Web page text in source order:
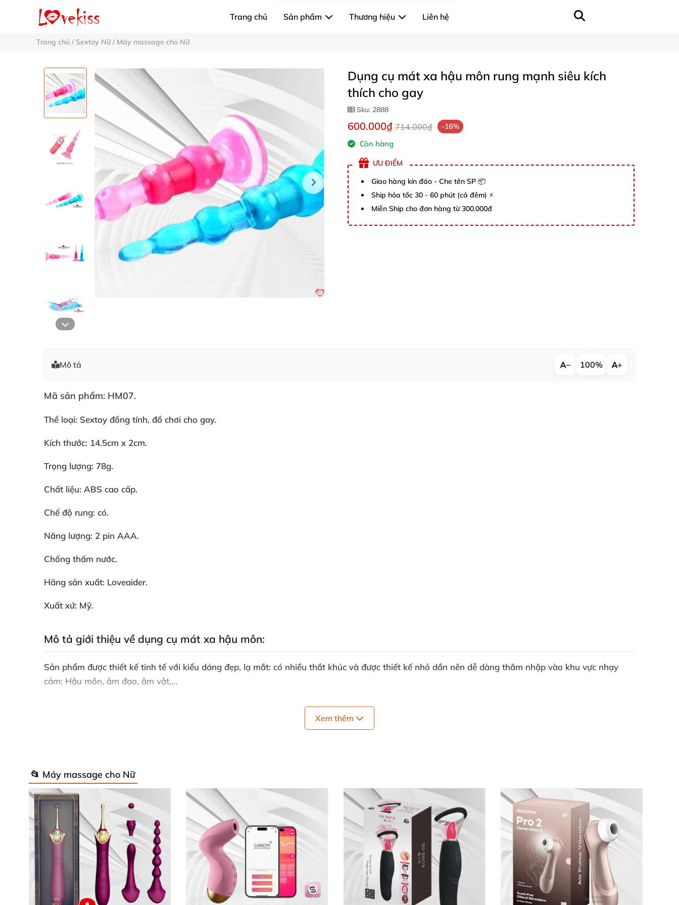
Trang chủ Sản phẩm Thương hiệu Liên hệ
Trang chủ / Sextoy Nữ/ Máy massage cho Nữ
Dụng cụ mát xa hậu môn rung mạnh siêu kích
thích cho gay
Sku: 2888
600.000₫ 714.000₫ -16%
Còn hàng
ƯU ĐIỂM
Giao hàng kín đáo - Che tên SP 📦
Ship hỏa tốc 30 - 60 phút (cả đêm) ⚡
Miễn Ship cho đơn hàng từ 300.000đ
Mô tả − 100% +
Mã sản phẩm: HM07.
Thể loại: Sextoy đồng tính, đồ chơi cho gay.
Kích thước: 14.5cm x 2cm.
Trọng lượng: 78g.
Chất liệu: ABS cao cấp.
Chế độ rung: có.
Năng lượng: 2 pin AAA.
Chống thấm nước.
Hãng sản xuất: Loveaider.
Xuất xứ: Mỹ.
Mô tả giới thiệu về dụng cụ mát xa hậu môn:
Sản phẩm được thiết kế tinh tếvới kiểu dáng đẹp, lạ mắt: có nhiều thắt khúc và được thiết kế nhỏ dần nên dễ dàng thâm nhập vào khu vực nhạy
cảm: Hậu môn, âm đạo, âm vật,…
và có độ đàn hồi tốt,tuyệt đối an toàn sức khỏe cho người sử dụng
các chị em phụ nữ
Mát xa hậu môn cao cấp sử dụng cho cửa sau thường không có hình dạng bình thườngmà phải kiểu nhỏ ở đầu
và to dần về phía sau sao cho tạo
được nhiều điểm nhô càng tốt.
Thiết kế như các viên bi nối tiếp nhau giúp sản phẩmcó thể kích thích hậu mônvẫn âm đạo đều rất hiệu quả,có bộ điều khiển đi kèm
với 12 chế độ
rung, cùngvới chất liệu tốt thân thiệnvới làn da của bạn.
Giờ đây với đồ chơi tình dục trong tầm tay không cần phải nhọc lòng đến việc thỏa mãn hay không thỏa mãn nữa vì
đã sở hữu món đồ chơi người
lớn làm cho phụ nữ
và nam giới thõa mãn nhu cầu sinh lý tiện dụng lên đỉnh và còn rất an toàn.
Xem thêm
📂 Máy massage cho Nữ